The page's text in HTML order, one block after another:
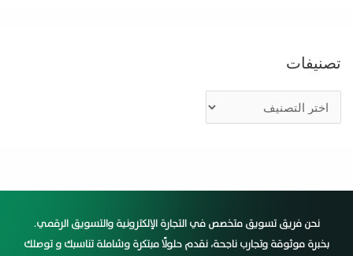
تصنيفات
نحن فريق تسويق متخصص في التجارة الإلكترونية والتسويق الرقمي.
بخبرة موثوقة وتجارب ناجحة، نقدم حلولًا مبتكرة وشاملة تناسبك و توصلك